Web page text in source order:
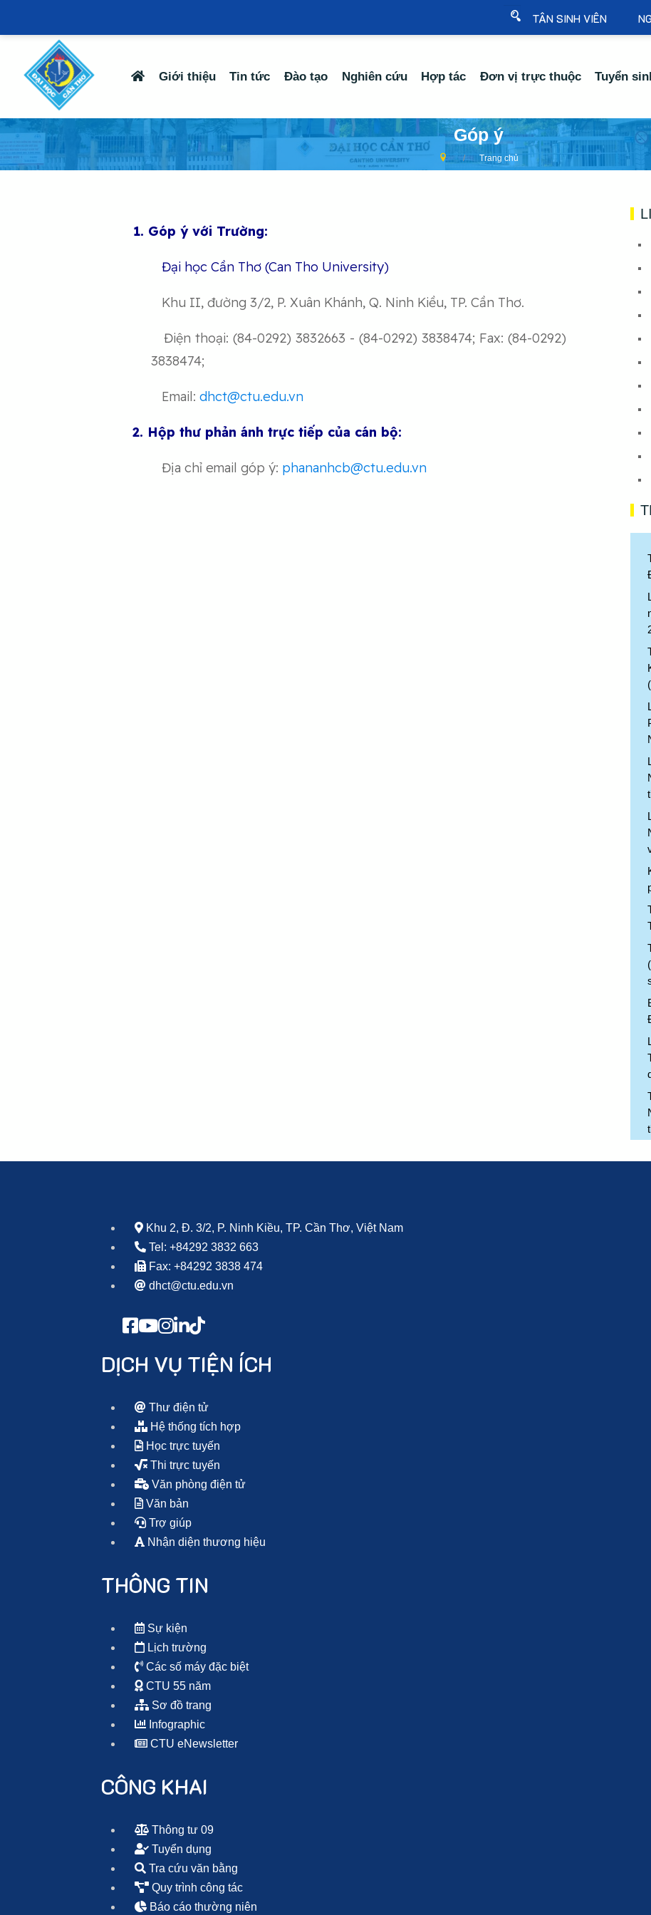
TÂN SINH VIÊN
Giới thiệu Tin tức Đào tạo Nghiên cứu Hợp tác Đơn vị trực thuộc Tuyển
Góp ý
Trang chủ
1. Góp ý với Trường:
Đại học Cần Thơ (Can Tho University)
Khu II, đường 3/2, P. Xuân Khánh, Q. Ninh Kiều, TP. Cần Thơ.
Điện thoại: (84-0292) 3832663 - (84-0292) 3838474; Fax: (84-0292)
3838474;
Email: dhct@ctu.edu.vn
2. Hộp thư phản ánh trực tiếp của cán bộ:
Địa chỉ email góp ý: phananhcb@ctu.edu.vn
Khu 2, Đ. 3/2, P. Ninh Kiều, TP. Cần Thơ, Việt Nam
Tel: +84292 3832 663
Fax: +84292 3838 474
dhct@ctu.edu.vn
DỊCH VỤ TIỆN ÍCH
Thư điện tử
Hệ thống tích hợp
Học trực tuyến
Thi trực tuyến
Văn phòng điện tử
Văn bản
Trợ giúp
Nhận diện thương hiệu
THÔNG TIN
Sự kiện
Lịch trường
Các số máy đặc biệt
CTU 55 năm
Sơ đồ trang
Infographic
CTU eNewsletter
CÔNG KHAI
Thông tư 09
Tuyển dụng
Tra cứu văn bằng
Quy trình công tác
Báo cáo thường niên